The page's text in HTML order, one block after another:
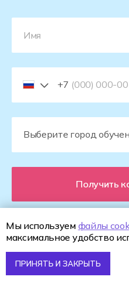
+7
Получить
Нажимая на кнопку Отправить
Мы используем файлы
максимальное удобство
ПРИНЯТЬ И ЗАКРЫТЬ